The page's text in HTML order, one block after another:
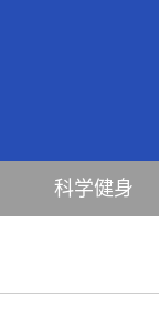
科学健身